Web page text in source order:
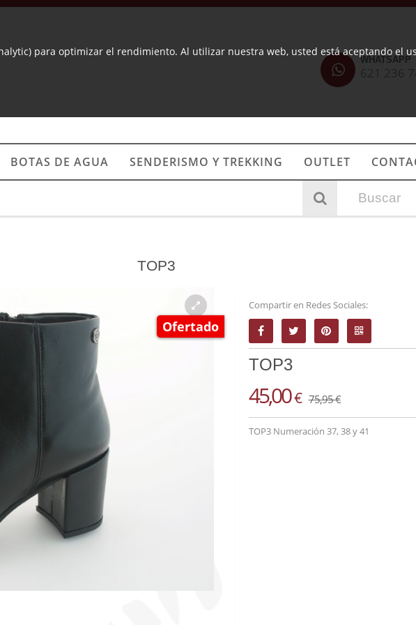
WHATSAPP
BOTAS DE AGUA SENDERISMO Y TREKKING OUTLET
TOP3
Ofertado
Compartir en Redes Sociales:
TOP3
45,00€ 75,95 €
TOP3 Numeración 37, 38 y 41
para optimizar el rendimiento. Al utilizar nuestra web, usted está aceptando el